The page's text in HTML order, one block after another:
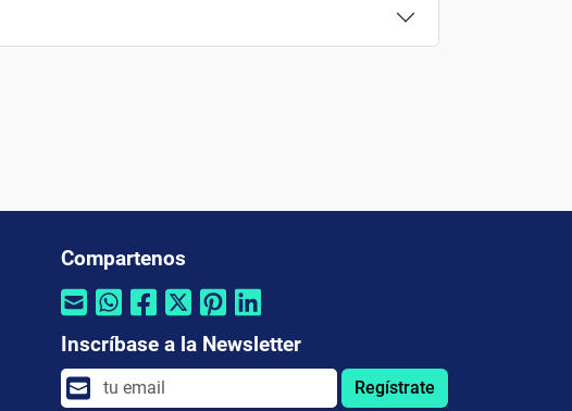
Compartenos
Inscríbase a la Newsletter
Regístrate